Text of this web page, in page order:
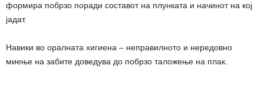
формира побрзо поради составот на плунката и начинот на кој
јадат.
Навики во оралната хигиена – неправилното и нередовно
миење на забите доведува до побрзо таложење на плак.